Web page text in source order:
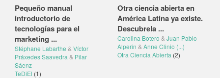
Pequeño manual
introductorio de
tecnologías para el
marketing ...
Stéphane Labarthe & Víctor
Práxedes Saavedra & Pilar
Sáenz
TeDiEl (1)
Otra ciencia abierta en
América Latina ya existe.
Descubrela ...
Carolina Botero & Juan Pablo
Alperin & Anne Clinio (...)
Otra Ciencia Abierta (2)